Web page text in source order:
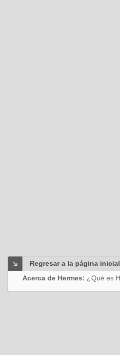
Regresar a la página inicial
Acerca de Hermes: ¿Qué es